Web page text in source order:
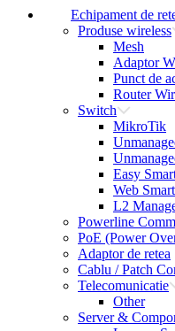
Echipament de
Produse wireless
Mesh
Adaptor
Punct de
Router
Switch
MikroTik
Easy
Web
L2
Powerline
PoE (Power
Adaptor de retea
Cablu / Patch
Telecomunicatie
Other
Server &